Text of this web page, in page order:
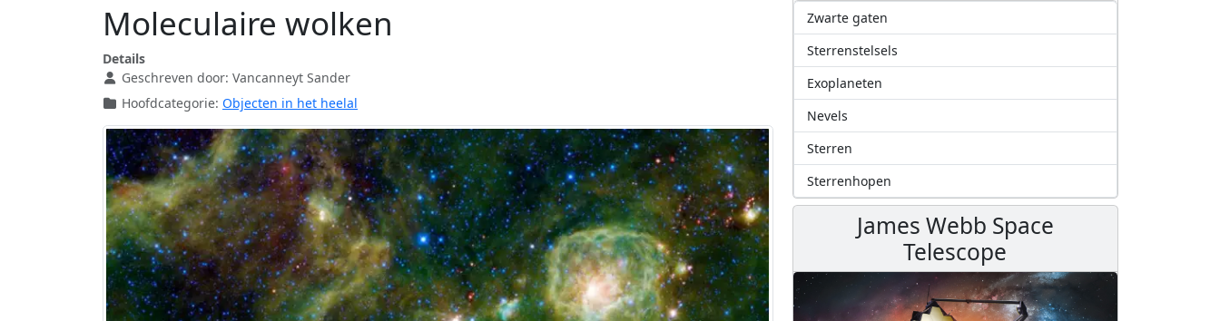
Moleculaire wolken
Details
Geschreven door: Vancanneyt Sander
Hoofdcategorie: Objecten in het heelal
Zwarte gaten
Sterrenstelsels
Exoplaneten
Nevels
Sterren
Sterrenhopen
James Webb Space
Telescope